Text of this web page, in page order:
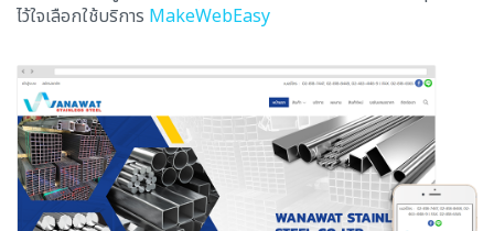
ไว้ใจเลือกใช้บริการ MakeWebEasy